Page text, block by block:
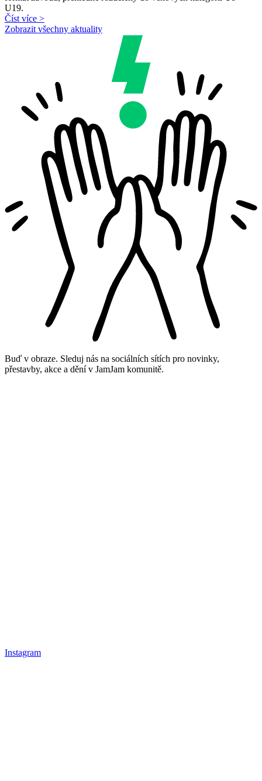
U19.
Číst více >
Zobrazit všechny aktuality
Buď v obraze. Sleduj nás na sociálních sítích pro novinky,
přestavby, akce a dění v JamJam komunitě.
Instagram